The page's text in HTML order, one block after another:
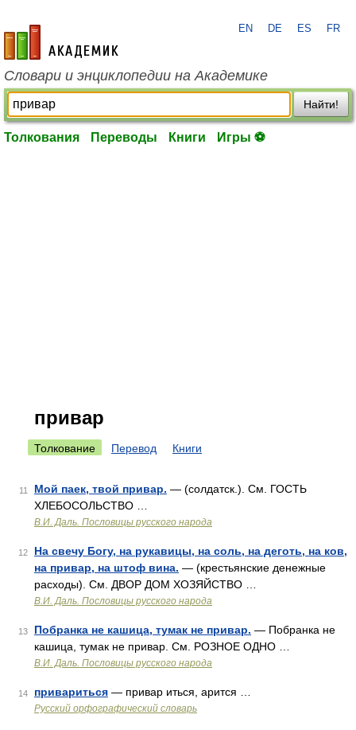
academic.ru
EN DE ES FR
Словари и энциклопедии на Академике
Найти!
Толкования Переводы Книги Игры ⚽
привар
Толкование Перевод Книги
11 Мой паек, твой привар. — (солдатск.). См. ГОСТЬ
ХЛЕБОСОЛЬСТВО …
В.И. Даль. Пословицы русского народа
12
На свечу Богу, на рукавицы, на соль, на деготь, на ков,
на привар, на штоф вина. — (крестьянские денежные
расходы). См. ДВОР ДОМ ХОЗЯЙСТВО …
В.И. Даль. Пословицы русского народа
13 Побранка не кашица, тумак не привар. — Побранка не
кашица, тумак не привар. См. РОЗНОЕ ОДНО …
В.И. Даль. Пословицы русского народа
14 привариться — привар иться, арится …
Русский орфографический словарь